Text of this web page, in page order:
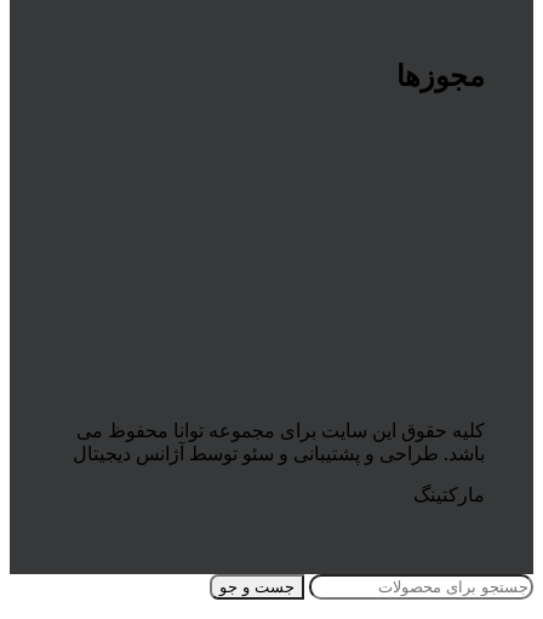
مجوزها
کلیه حقوق این سایت برای مجموعه توانا محفوظ می
باشد. طراحی و پشتیبانی و سئو توسط آژانس دیجیتال
مارکتینگ
جست و جو